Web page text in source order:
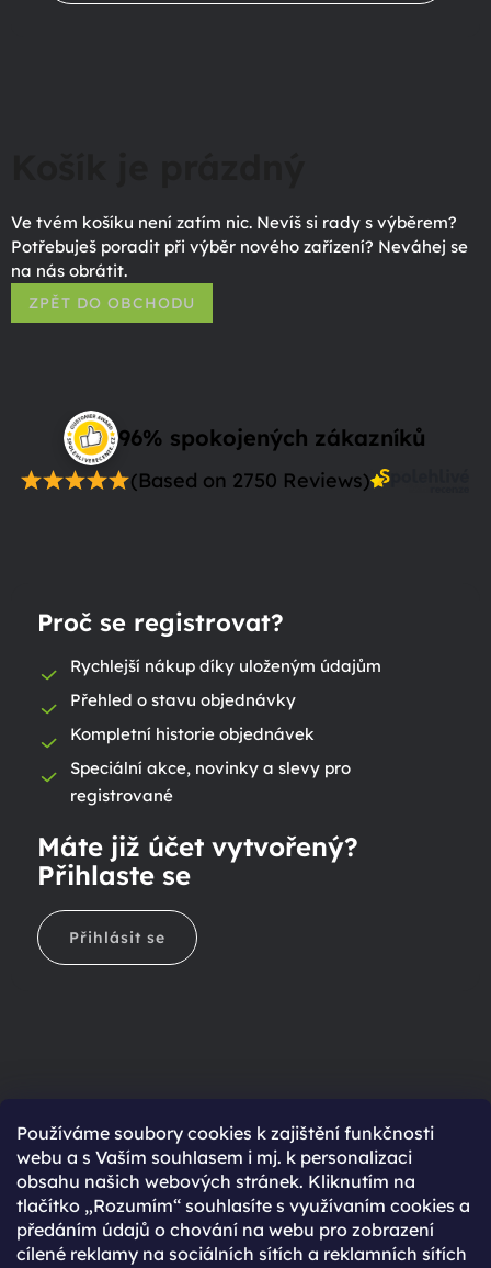
Používáme soubory cookies k zajištění funkčnosti
webu a s Vaším souhlasem i mj. k personalizaci
obsahu našich webových stránek. Kliknutím na
tlačítko „Rozumím“ souhlasíte s využívaním cookies a
předáním údajů o chování na webu pro zobrazení
cílené reklamy na sociálních sítích a reklamních sítích
Ve tvém košíku není zatím nic. Nevíš si rady s výběrem?
Potřebuješ poradit při výběr nového zařízení? Neváhej se
na nás obrátit.
ZPĚT DO OBCHODU
96% spokojených zákazníků
(Based on 2750 Reviews)
Proč se registrovat?
Rychlejší nákup díky uloženým údajům
Přehled o stavu objednávky
Kompletní historie objednávek
Speciální akce, novinky a slevy pro
registrované
Máte již účet vytvořený?
Přihlaste se
Přihlásit se
Ještě nemáte účet?
Rychlejší nákup díky uloženým údajům
Přehled o stavu objednávky
Kompletní historie objednávek